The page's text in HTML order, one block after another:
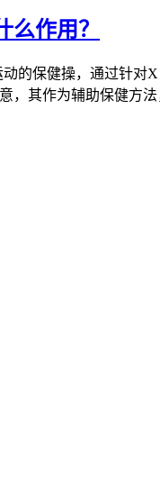
作用？
的保健操，通过针
，其作为辅助保健方法